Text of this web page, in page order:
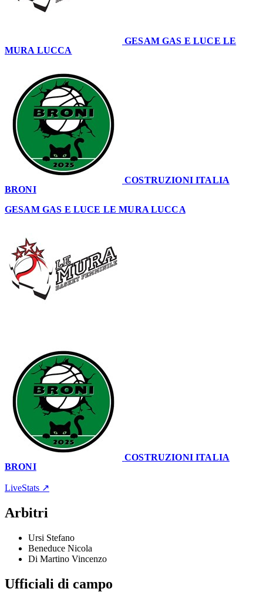
GESAM GAS E LUCE LE
MURA LUCCA
COSTRUZIONI ITALIA
BRONI
GESAM GAS E LUCE LE MURA LUCCA
COSTRUZIONI ITALIA
BRONI
LiveStats ↗
Arbitri
Ursi Stefano
Beneduce Nicola
Di Martino Vincenzo
Ufficiali di campo